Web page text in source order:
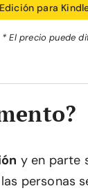
Edición para
* El precio puede
y en parte
personas